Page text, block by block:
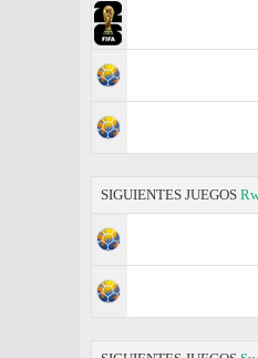
SIGUIENTES JUEGOS